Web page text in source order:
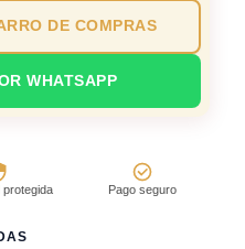
DE COMPRAS
WHATSAPP
protegida Pago seguro